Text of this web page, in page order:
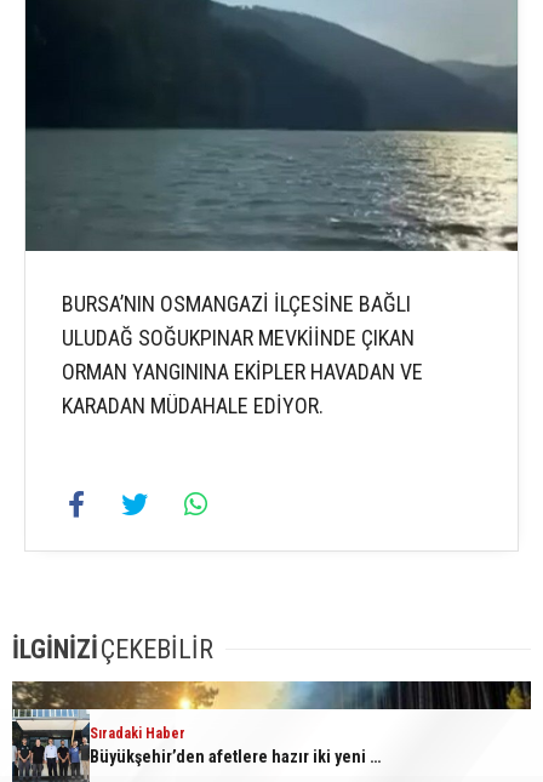
Sıradaki Haber
Uludağ’da orman yangını
BURSA’NIN OSMANGAZİ İLÇESİNE BAĞLI
ULUDAĞ SOĞUKPINAR MEVKİİNDE ÇIKAN
ORMAN YANGININA EKİPLER HAVADAN VE
KARADAN MÜDAHALE EDİYOR.
İLGİNİZİÇEKEBİLİR
Sıradaki Haber
Büyükşehir’den afetlere hazır iki yeni mobil araç